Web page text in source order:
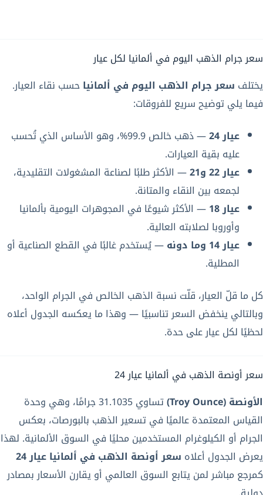
سعر جرام الذهب اليوم في ألمانيا لكل عيار
يختلف سعر جرام الذهب اليوم في ألمانياحسب نقاء العيار.
فيما يلي توضيح سريع للفروقات:
عيار 24
— ذهب خالص 99.9%، وهو الأساس الذي تُحسب
عليه بقية العيارات.
عيار 22 و21
— الأكثر طلبًا لصناعة المشغولات التقليدية،
لجمعه بين النقاء والمتانة.
عيار 18
— الأكثر شيوعًا في المجوهرات اليومية بألمانيا
وأوروبا لصلابته العالية.
عيار 14 وما دونه
— يُستخدم غالبًا في القطع الصناعية أو
المطلية.
كل ما قلّ العيار، قلّت نسبة الذهب الخالص في الجرام الواحد،
وبالتالي ينخفض السعر تناسبيًا — وهذا ما يعكسه الجدول أعلاه
لحظيًا لكل عيار على حدة.
سعر أونصة الذهب في ألمانيا عيار 24
الأونصة (Troy Ounce)
تساوي 31.1035 جرامًا، وهي وحدة
القياس المعتمدة عالميًا في تسعير الذهب بالبورصات، بعكس
الجرام أو الكيلوغرام المستخدمين محليًا في السوق الألمانية. لهذا
يعرض الجدول أعلاه سعر أونصة الذهب في ألمانيا عيار 24
كمرجع مباشر لمن يتابع السوق العالمي أو يقارن الأسعار بمصادر